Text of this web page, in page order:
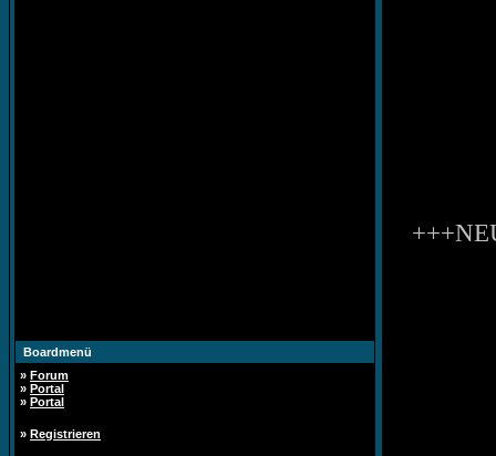
Boardmenü
» Forum
» Portal
» Portal
» Registrieren